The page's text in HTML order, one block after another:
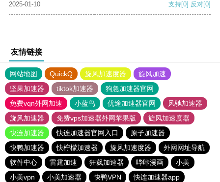
2025-01-10 支持[0] 反对[0]
友情链接
网站地图 QuickQ 旋风加速度器
旋风加速
坚果加速器
tiktok加速器
狗急加速器官网
免费vqn外网加速
小蓝鸟 优途加速器官网
风驰加速器
旋风加速器
免费vps加速器外网苹果版
旋风加速度器
快连加速器
快连加速器官网入口
原子加速器
快鸭加速器
快柠檬加速器 旋风加速度器
外网网址导航
软件中心
雷霆加速 狂飙加速器 哔咔漫画
小美
小美vpn
小美加速器 快鸭VPN
快连加速器app